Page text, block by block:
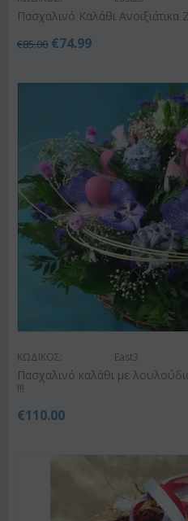
Πασχαλινό Καλάθι
€85.00 €74.99
ΚΩΔΙΚΟΣ: East3
Πασχαλινό καλάθι με
!!!
€110.00